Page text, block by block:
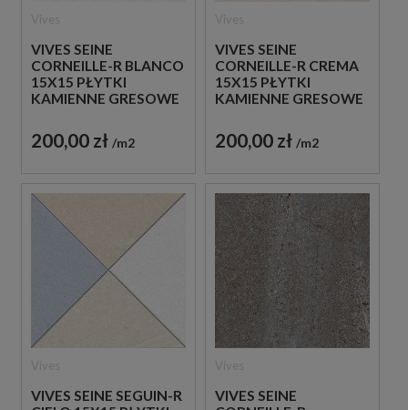
VIVES SEINE
CORNEILLE-R BLANCO
15X15 PŁYTKI
KAMIENNE GRESOWE
200,00 zł m2
VIVES SEINE
CORNEILLE-R CREMA
15X15 PŁYTKI
KAMIENNE GRESOWE
200,00 zł m2
VIVES SEINE SEGUIN-R
VIVES SEINE